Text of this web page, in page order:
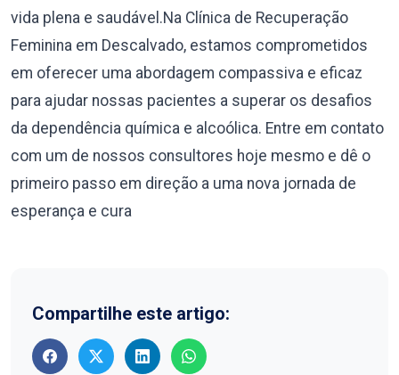
vida plena e saudável.Na Clínica de Recuperação
Feminina em Descalvado, estamos comprometidos
em oferecer uma abordagem compassiva e eficaz
para ajudar nossas pacientes a superar os desafios
da dependência química e alcoólica. Entre em contato
com um de nossos consultores hoje mesmo e dê o
primeiro passo em direção a uma nova jornada de
esperança e cura
Compartilhe este artigo: